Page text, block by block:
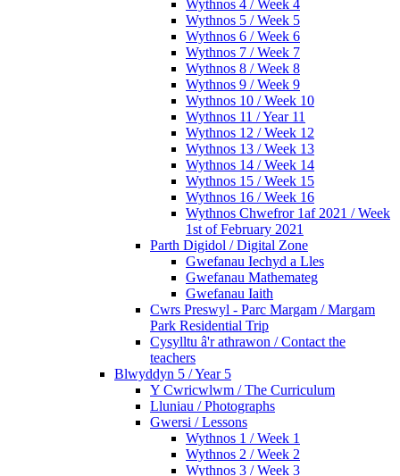
Wythnos 4 / Week 4
Wythnos 5 / Week 5
Wythnos 6 / Week 6
Wythnos 7 / Week 7
Wythnos 8 / Week 8
Wythnos 9 / Week 9
Wythnos 10 / Week 10
Wythnos 11 / Year 11
Wythnos 12 / Week 12
Wythnos 13 / Week 13
Wythnos 14 / Week 14
Wythnos 15 / Week 15
Wythnos 16 / Week 16
Wythnos Chwefror 1af 2021 / Week
1st of February 2021
Parth Digidol / Digital Zone
Gwefanau Iechyd a Lles
Gwefanau Mathemateg
Gwefanau Iaith
Cwrs Preswyl - Parc Margam / Margam
Park Residential Trip
Cysylltu â'r athrawon / Contact the
teachers
Blwyddyn 5 / Year 5
Y Cwricwlwm / The Curriculum
Lluniau / Photographs
Gwersi / Lessons
Wythnos 1 / Week 1
Wythnos 2 / Week 2
Wythnos 3 / Week 3